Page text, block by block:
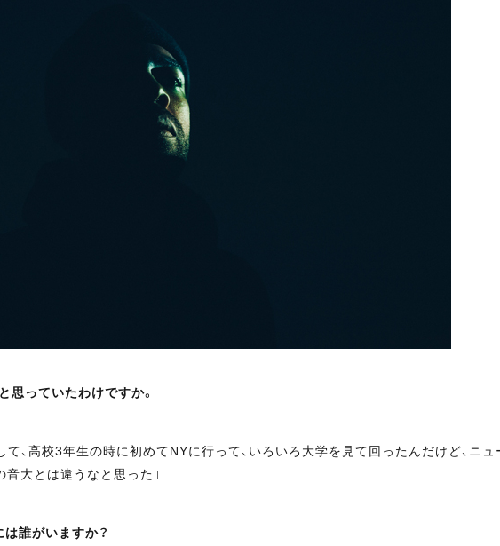
っていたわけですか。
、高校3年生の時に初めてNYに行って、いろいろ大学を見て回ったんだけど、ニ
大とは違うなと思った」
誰がいますか？